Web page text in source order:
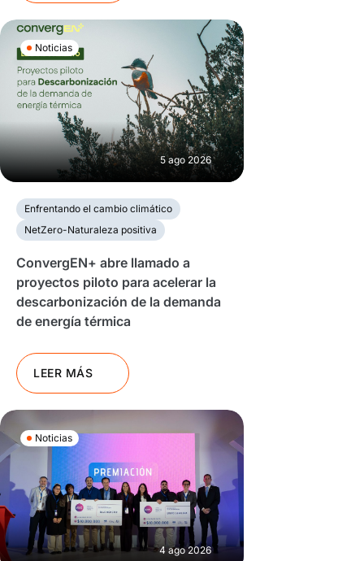
Noticias
5 ago 2026
Enfrentando el cambio climático
NetZero-Naturaleza positiva
ConvergEN+ abre llamado a
proyectos piloto para acelerar la
descarbonización de la demanda
de energía térmica
LEER MÁS
Noticias
4 ago 2026